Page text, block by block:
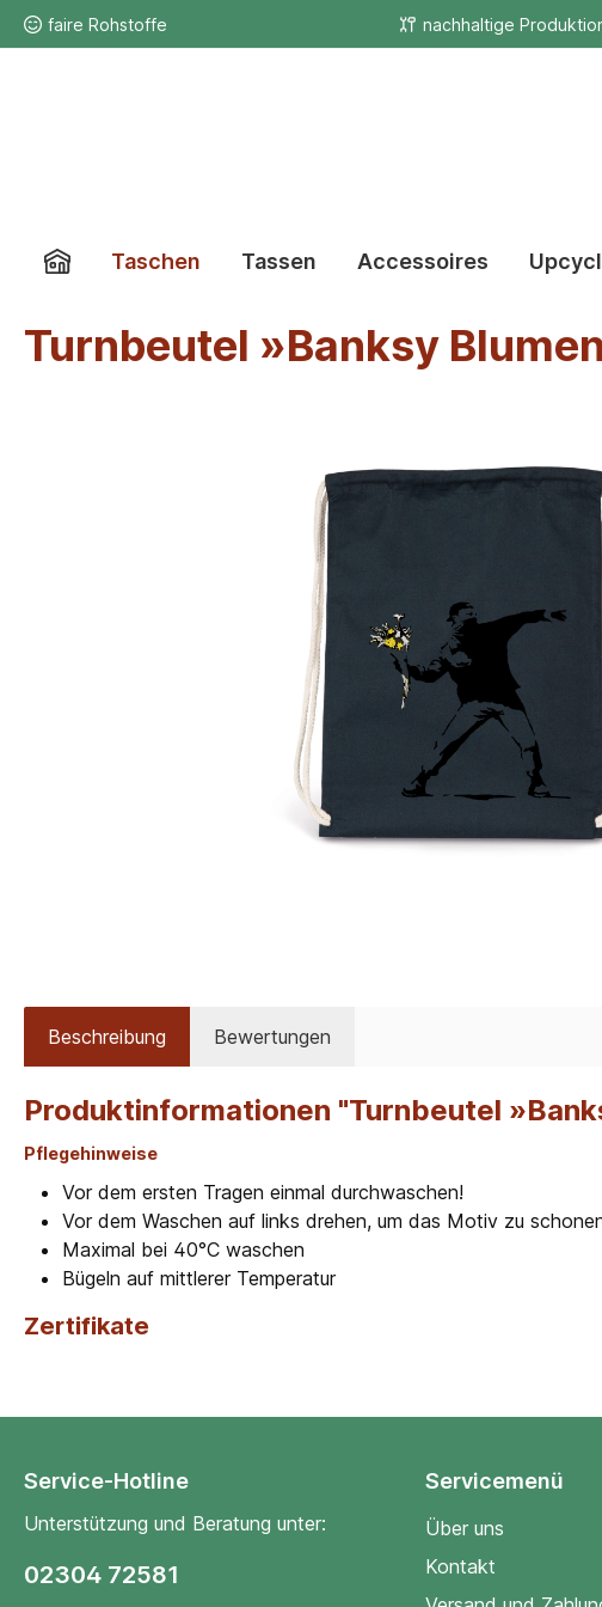
faire Rohstoffe nachhaltige
Taschen Tassen Accessoires
Turnbeutel »Banksy
Beschreibung Bewertungen
Produktinformationen "Turnbeutel
Pflegehinweise
Vor dem ersten Tragen einmal durchwaschen!
Vor dem Waschen auf links drehen, um das Motiv zu
Maximal bei 40°C waschen
Bügeln auf mittlerer Temperatur
Zertifikate
Service-Hotline
Unterstützung und Beratung unter:
02304 72581
Servicemenü
Über uns
Kontakt